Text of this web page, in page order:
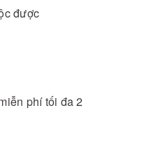
được
phí tối đa 2